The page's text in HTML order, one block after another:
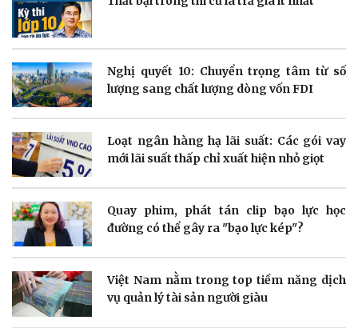
Vì cộng đồng
Sức khỏe
Dinh dưỡng - món ngon
Cây thuốc
Nhi khoa
Nam khoa
Làm đẹp - giảm cân
Phòng mạch online
Ăn sạch sống khỏe
Đời sống
Nhà đẹp
Nghị quyết 10: Chuyển trọng tâm từ số
lượng sang chất lượng dòng vốn FDI
Loạt ngân hàng hạ lãi suất: Các gói vay
mới lãi suất thấp chỉ xuất hiện nhỏ giọt
Quay phim, phát tán clip bạo lực học
đường có thể gây ra "bạo lực kép"?
Việt Nam nằm trong top tiềm năng dịch
vụ quản lý tài sản người giàu